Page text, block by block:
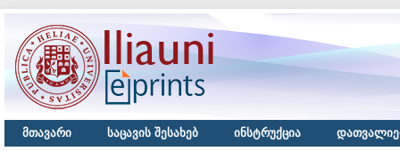
მთავარი საცავის შესახებ ინსტრუქცია